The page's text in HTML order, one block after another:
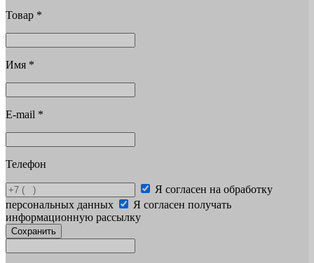
Товар *
Имя *
E-mail *
Телефон
Я согласен на обработку
персональных данных
Я согласен получать
информационную рассылку
Сохранить